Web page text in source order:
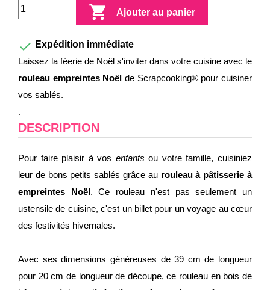
 Ajouter au panier
 Expédition immédiate
Laissez la féerie de Noël s'inviter dans votre cuisine avec le
rouleau empreintes Noël de Scrapcooking® pour cuisiner
vos sablés.
.
DESCRIPTION
Pour faire plaisir à vos enfants ou votre famille, cuisiniez
leur de bons petits sablés grâce au rouleau à pâtisserie à
empreintes Noël. Ce rouleau n'est pas seulement un
ustensile de cuisine, c'est un billet pour un voyage au cœur
des festivités hivernales.
Avec ses dimensions généreuses de 39 cm de longueur
pour 20 cm de longueur de découpe, ce rouleau en bois de